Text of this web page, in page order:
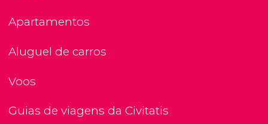
Apartamentos
Aluguel de carros
Voos
Guias de viagens da Civitatis